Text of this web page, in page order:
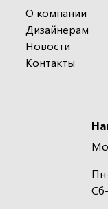
О компании
Дизайнерам
Новости
Контакты